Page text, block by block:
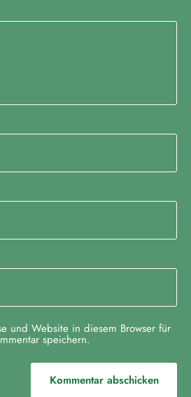
und Website in diesem Browser für
speichern.